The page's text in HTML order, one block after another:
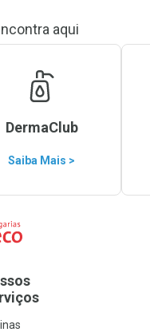
aqui
DermaClub
Saiba Mais >